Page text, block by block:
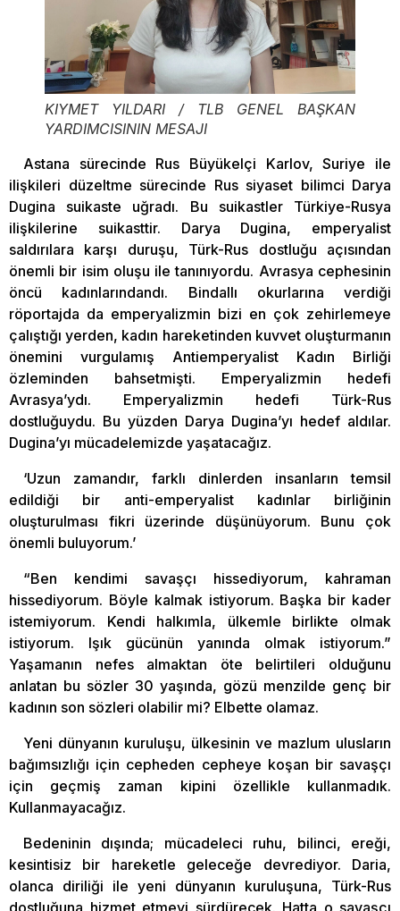
KIYMET YILDARI / TLB GENEL BAŞKAN
YARDIMCISININ MESAJI
Astana sürecinde Rus Büyükelçi Karlov, Suriye ile
ilişkileri düzeltme sürecinde Rus siyaset bilimci Darya
Dugina suikaste uğradı. Bu suikastler Türkiye-Rusya
ilişkilerine suikasttir. Darya Dugina, emperyalist
saldırılara karşı duruşu, Türk-Rus dostluğu açısından
önemli bir isim oluşu ile tanınıyordu. Avrasya cephesinin
öncü kadınlarındandı. Bindallı okurlarına verdiği
röportajda da emperyalizmin bizi en çok zehirlemeye
çalıştığı yerden, kadın hareketinden kuvvet oluşturmanın
önemini vurgulamış Antiemperyalist Kadın Birliği
özleminden bahsetmişti. Emperyalizmin hedefi
Avrasya’ydı. Emperyalizmin hedefi Türk-Rus
dostluğuydu. Bu yüzden Darya Dugina’yı hedef aldılar.
Dugina’yı mücadelemizde yaşatacağız.
‘Uzun zamandır, farklı dinlerden insanların temsil
edildiği bir anti-emperyalist kadınlar birliğinin
oluşturulması fikri üzerinde düşünüyorum. Bunu çok
önemli buluyorum.’
“Ben kendimi savaşçı hissediyorum, kahraman
hissediyorum. Böyle kalmak istiyorum. Başka bir kader
istemiyorum. Kendi halkımla, ülkemle birlikte olmak
istiyorum. Işık gücünün yanında olmak istiyorum.”
Yaşamanın nefes almaktan öte belirtileri olduğunu
anlatan bu sözler 30 yaşında, gözü menzilde genç bir
kadının son sözleri olabilir mi? Elbette olamaz.
Yeni dünyanın kuruluşu, ülkesinin ve mazlum ulusların
bağımsızlığı için cepheden cepheye koşan bir savaşçı
için geçmiş zaman kipini özellikle kullanmadık.
Kullanmayacağız.
Bedeninin dışında; mücadeleci ruhu, bilinci, ereği,
kesintisiz bir hareketle geleceğe devrediyor. Daria,
olanca diriliği ile yeni dünyanın kuruluşuna, Türk-Rus